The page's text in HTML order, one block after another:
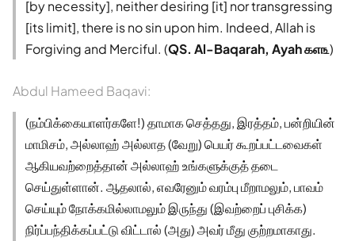
[by necessity], neither desiring [it] nor transgressing
[its limit], there is no sin upon him. Indeed, Allah is
Forgiving and Merciful. (QS. Al-Baqarah, Ayah ௧௭௩)
Abdul Hameed Baqavi:
(நம்பிக்கையாளர்களே!) தாமாக செத்தது, இரத்தம், பன்றியின்
மாமிசம், அல்லாஹ் அல்லாத (வேறு) பெயர் கூறப்பட்டவைகள்
ஆகியவற்றைத்தான் அல்லாஹ் உங்களுக்குத் தடை
செய்துள்ளான். ஆதலால், எவரேனும் வரம்பு மீறாமலும், பாவம்
செய்யும் நோக்கமில்லாமலும் இருந்து (இவற்றைப் புசிக்க)
நிர்ப்பந்திக்கப்பட்டு விட்டால் (அது) அவர் மீது குற்றமாகாது.